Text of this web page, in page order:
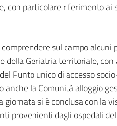
con particolare riferimento
sul campo
della Geriatria territoriale,
Punto unico di accesso
la Comunità alloggio
si è conclusa con la
provenienti dagli ospedali